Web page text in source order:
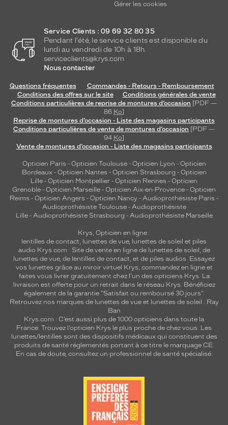
Gérer les cookies
Service Clients : 09 69 32 80 35
Pendant l'été, le service clients est disponible du
lundi au vendredi de 10h à 18h.
serviceclients@krys.com
Nous contacter
Questions fréquentes
Commandes - Retours - Remboursement
Conditions des offres sur le site
Conditions générales de vente
Conditions particulières de reprise de montures d’occasion [PDF —
86 Ko]
Reprise de montures d’occasion - Liste des magasins participants
Conditions particulières de vente de montures d’occasion [PDF —
94 Ko]
Vente de montures d’occasion - Liste des magasins participants
Opticien Paris - Opticien Toulouse- Opticien Lyon - Opticien
Bordeaux- Opticien Nantes - Opticien Strasbourg - Opticien
Lille - Opticien Montpellier - Opticien Rennes - Opticien
Grenoble - Opticien Marseille - Opticien Aix-en-Provence - Opticien
Reims - Opticien Angers - Opticien Nancy - Audioprothésiste Paris -
Audioprothésiste Toulouse- Audioprothésiste
Lille- Audioprothésiste Strasbourg - Audioprothésiste Marseille
Krys, Opticien en ligne :
lentilles de contact, lunettes de vue, lunettes de soleil et piles
audio Krys.com : Site de vente en ligne de lunettes de soleil, de
lunettes de vue, de lentilles de contact, et de piles audios. Essayez
vos lunettes grâce au miroir virtuel Krys, commandez en ligne et
faites vous livrer gratuitement chez l'un des opticiens Krys. La
livraison est offerte pour un retrait dans le réseau Krys. Bénéficiez
également de la garantie "Satisfait ou remboursé 30 jours".
Retrouvez nos marques de lunettes de vue et lunettes de soleil : Ray
Ban
Krys.com : C’est aussi plus de 1000 opticiens dans toute la
France. Trouvez l’opticien Krys le plus proche de chez vous. Les
lunettes/lentilles sont des dispositifs médicaux qui constituent des
produits de santé réglementés portant à ce titre le marquage CE.
En cas de doute, consultez un professionnel de santé spécialisé.